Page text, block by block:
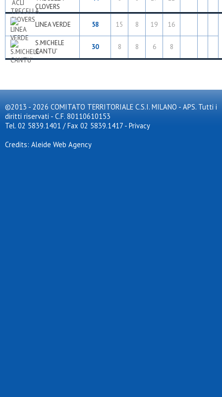
CLOVERS
LINEA VERDE 58 15 8 19 16
S.MICHELE
CANTU'
30 8 8 6 8
©2013 - 2026 COMITATO TERRITORIALE C.S.I. MILANO - APS. Tutti i
diritti riservati - C.F. 80110610153
Tel. 02 5839.1401 / Fax 02 5839.1417 - Privacy
Credits: Aleide Web Agency